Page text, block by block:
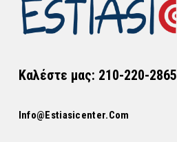
Καλέστε μας: 210-220-2865
Info@estiasicenter.com